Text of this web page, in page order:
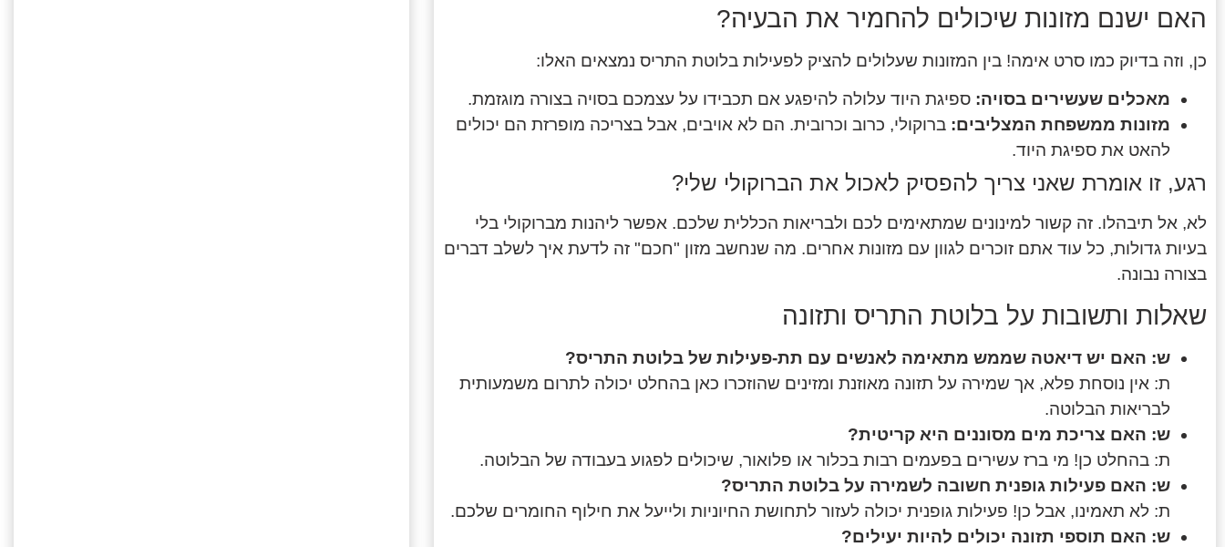
האם ישנם מזונות שיכולים להחמיר את הבעיה?
כן, וזה בדיוק כמו סרט אימה! בין המזונות שעלולים להציק לפעילות בלוטת התריס נמצאים האלו:
מאכלים שעשירים בסויה: ספיגת היוד עלולה להיפגע אם תכבידו על עצמכם בסויה בצורה מוגזמת.
מזונות ממשפחת המצליבים: ברוקולי, כרוב וכרובית. הם לא אויבים, אבל בצריכה מופרזת הם יכולים
להאט את ספיגת היוד.
רגע, זו אומרת שאני צריך להפסיק לאכול את הברוקולי שלי?
לא, אל תיבהלו. זה קשור למינונים שמתאימים לכם ולבריאות הכללית שלכם. אפשר ליהנות מברוקולי בלי
בעיות גדולות, כל עוד אתם זוכרים לגוון עם מזונות אחרים. מה שנחשב מזון "חכם" זה לדעת איך לשלב דברים
בצורה נבונה.
שאלות ותשובות על בלוטת התריס ותזונה
ש: האם יש דיאטה שממש מתאימה לאנשים עם תת-פעילות של בלוטת התריס?
ת: אין נוסחת פלא, אך שמירה על תזונה מאוזנת ומזינים שהוזכרו כאן בהחלט יכולה לתרום משמעותית
לבריאות הבלוטה.
ש: האם צריכת מים מסוננים היא קריטית?
ת: בהחלט כן! מי ברז עשירים בפעמים רבות בכלור או פלואור, שיכולים לפגוע בעבודה של הבלוטה.
ש: האם פעילות גופנית חשובה לשמירה על בלוטת התריס?
ת: לא תאמינו, אבל כן! פעילות גופנית יכולה לעזור לתחושת החיוניות ולייעל את חילוף החומרים שלכם.
ש: האם תוספי תזונה יכולים להיות יעילים?